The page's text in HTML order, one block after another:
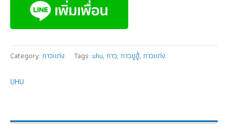
Category: กาวแท่ง Tags: uhu, กาว, กาวยูฮู้, กาวแท่ง
UHU